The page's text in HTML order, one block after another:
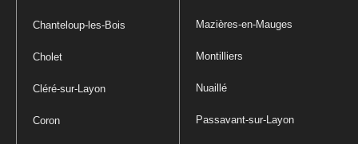
Chanteloup-les-Bois
Cholet
Cléré-sur-Layon
Coron
Mazières-en-Mauges
Montilliers
Nuaillé
Passavant-sur-Layon